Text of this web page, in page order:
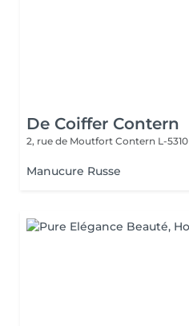
De Coiffer Contern
2, rue de Moutfort Contern L-5310
Manucure Russe